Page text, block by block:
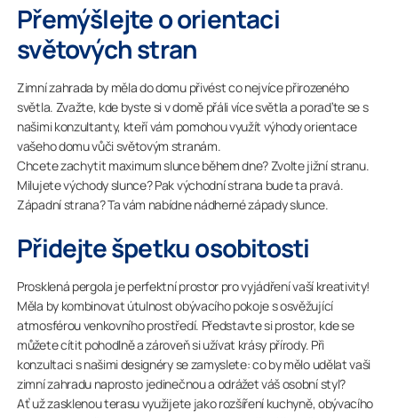
Přemýšlejte o orientaci
světových stran
Zimní zahrada by měla do domu přivést co nejvíce přirozeného
světla. Zvažte, kde byste si v domě přáli více světla a poraďte se s
našimi konzultanty, kteří vám pomohou využít výhody orientace
vašeho domu vůči světovým stranám.
Chcete zachytit maximum slunce během dne? Zvolte jižní stranu.
Milujete východy slunce? Pak východní strana bude ta pravá.
Západní strana? Ta vám nabídne nádherné západy slunce.
Přidejte špetku osobitosti
Prosklená pergola je perfektní prostor pro vyjádření vaší kreativity!
Měla by kombinovat útulnost obývacího pokoje s osvěžující
atmosférou venkovního prostředí. Představte si prostor, kde se
můžete cítit pohodlně a zároveň si užívat krásy přírody. Při
konzultaci s našimi designéry se zamyslete: co by mělo udělat vaši
zimní zahradu naprosto jedinečnou a odrážet váš osobní styl?
Ať už zasklenou terasu využijete jako rozšíření kuchyně, obývacího